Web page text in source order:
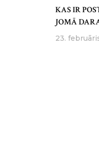
KAS IR
JOMĀ
23.